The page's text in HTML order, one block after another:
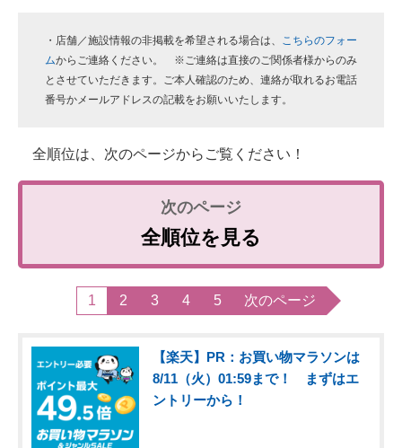
・店舗／施設情報の非掲載を希望される場合は、 こちらのフォー
ムからご連絡ください。 ※ご連絡は直接のご関係者様からのみ
とさせていただきます。ご本人確認のため、連絡が取れるお電話
番号かメールアドレスの記載をお願いいたします。
全順位は、次のページからご覧ください！
全順位を見る
1 2 3 4 5 次のページ
【楽天】PR：お買い物マラソンは
8/11（火）01:59まで！ まずはエ
ントリーから！